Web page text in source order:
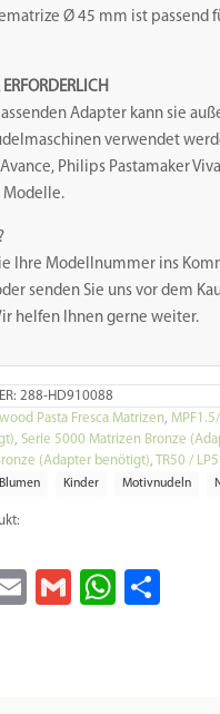
Ø 45 mm ist passend
Adapter kann sie
verwendet
Philips Pastamaker
Modelle.
Ihre Modellnummer ins
senden Sie uns vor dem
helfen Ihnen gerne weiter.
288-HD910088
Pasta Fresca Matrizen,
, Serie 5000 Matrizen Bronze
(Adapter benötigt), TR50 / LP5
Blumen Kinder Motivnudeln
EmailGmail